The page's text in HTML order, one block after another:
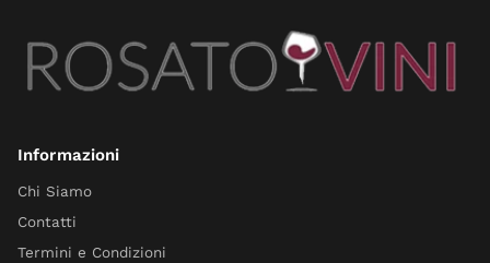
Informazioni
Chi Siamo
Contatti
Termini e Condizioni